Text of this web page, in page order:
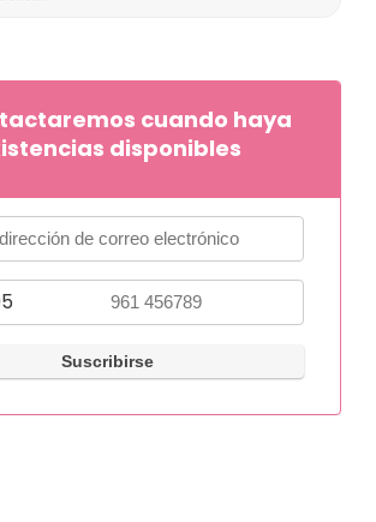
cuando haya
disponibles